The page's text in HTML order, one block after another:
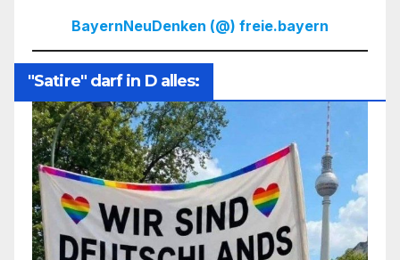
BayernNeuDenken (@) freie.bayern
"Satire" darf in D alles: